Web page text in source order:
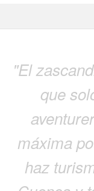
"El
que
máxima
haz